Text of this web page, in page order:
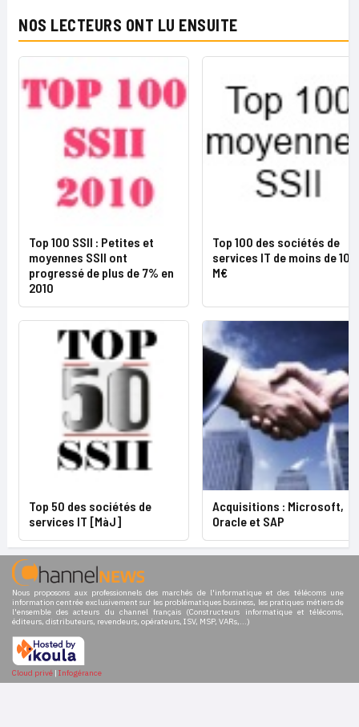
NOS LECTEURS ONT LU ENSUITE
Top 100 SSII : Petites et
moyennes SSII ont
progressé de plus de 7% en
2010
Top 100 des sociétés de
services IT de moins de 100
M€
Top 50 des sociétés de
services IT [MàJ]
Acquisitions : Microsoft,
Oracle et SAP
Nous proposons aux professionnels des marchés de l'informatique et des télécoms une
information centrée exclusivement sur les problématiques business, les pratiques métiers de
l'ensemble des acteurs du channel français (Constructeurs informatique et télécoms,
éditeurs, distributeurs, revendeurs, opérateurs, ISV, MSP, VARs,...)
Cloud privé | Infogérance